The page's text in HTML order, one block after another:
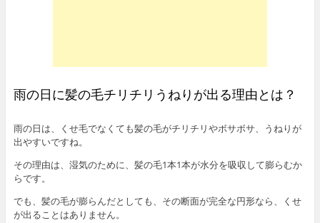
雨の日に髪の毛チリチリうねりが出る理由とは？
雨の日は、くせ毛でなくても髪の毛がチリチリやボサボサ、うねりが
出やすいですね。
その理由は、湿気のために、髪の毛1本1本が水分を吸収して膨らむか
らです。
でも、髪の毛が膨らんだとしても、その断面が完全な円形なら、くせ
が出ることはありません。